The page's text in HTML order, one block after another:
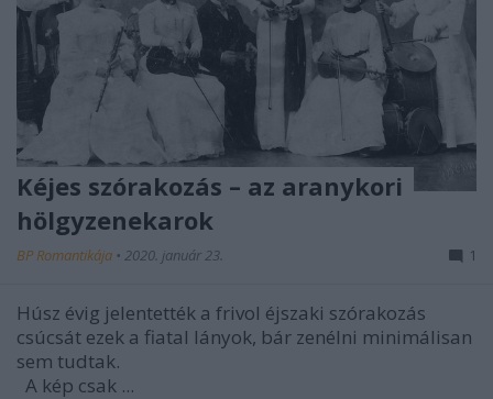
Kéjes szórakozás – az aranykori
hölgyzenekarok
BP Romantikája • 2020. január 23. 1
Húsz évig jelentették a frivol éjszaki szórakozás
csúcsát ezek a fiatal lányok, bár zenélni minimálisan
sem tudtak.
A kép csak ...